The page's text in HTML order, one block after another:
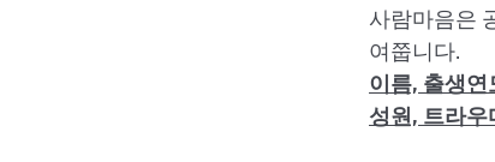
사람마음은
여쭙니다.
이름, 출생
성원, 트라